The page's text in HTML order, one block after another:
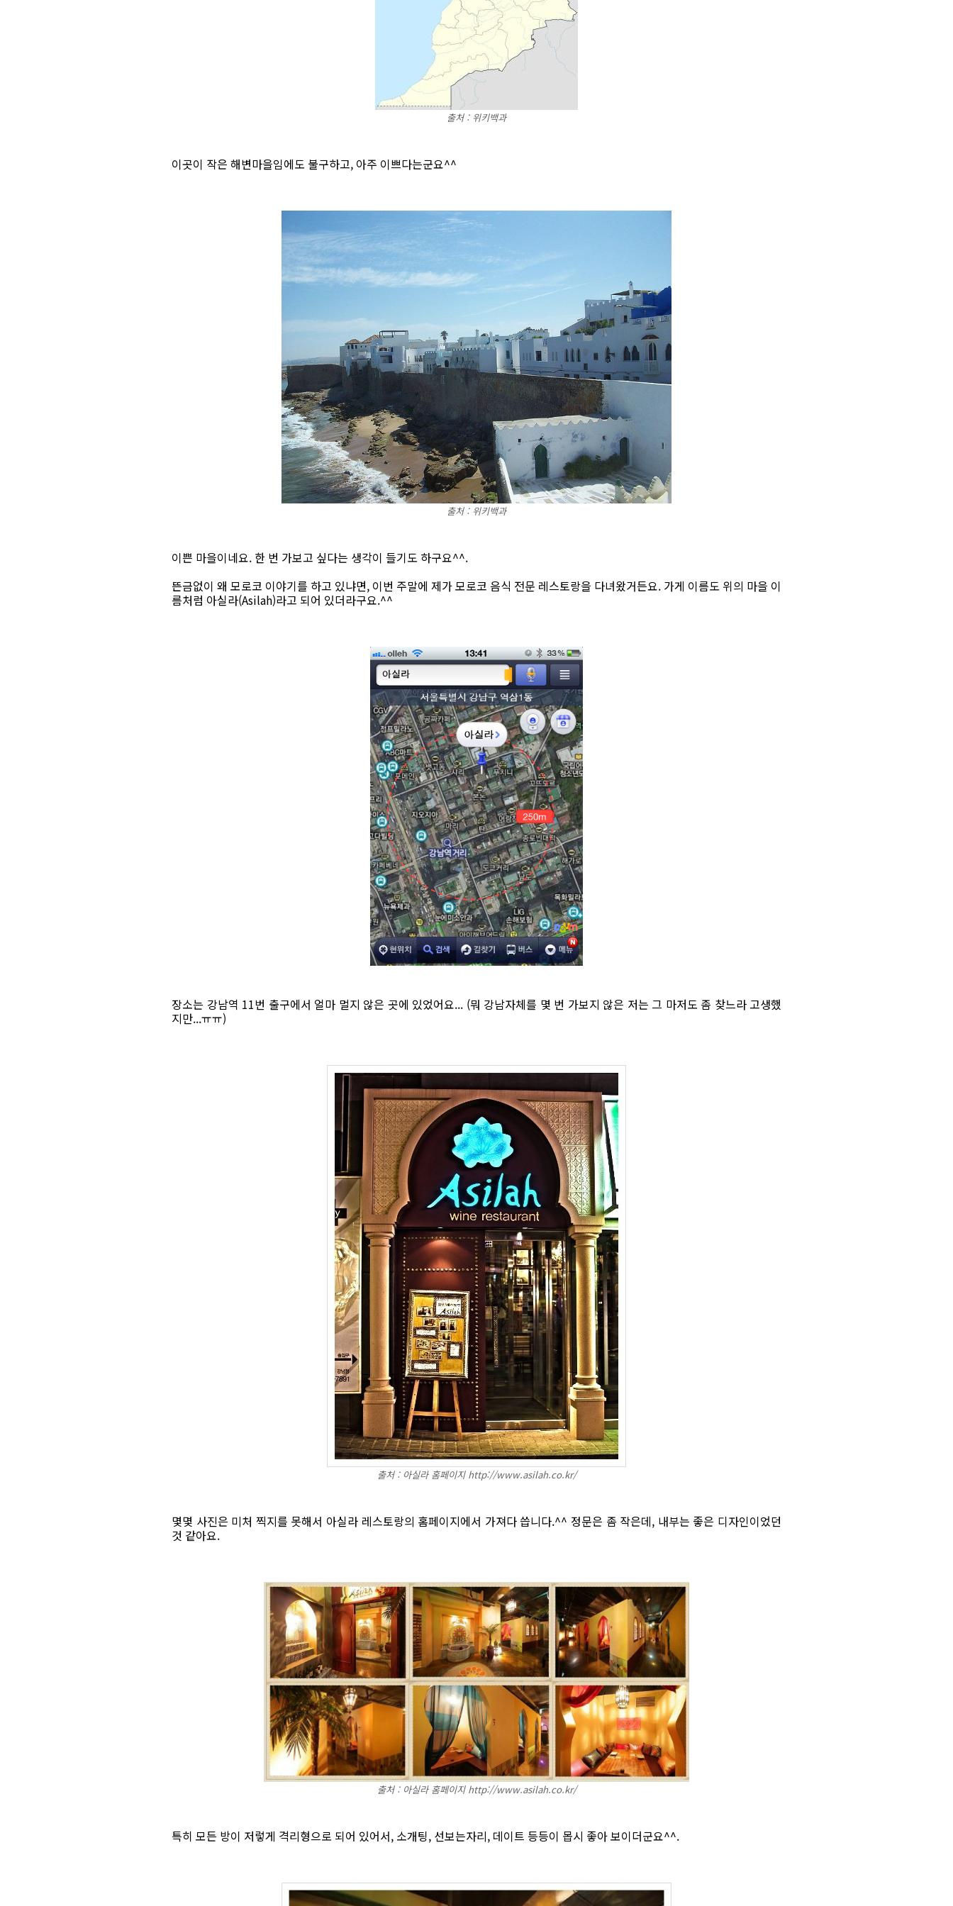
출처 : 위키백과
이곳이 작은 해변마을임에도 불구하고, 아주 이쁘다는군요^^
출처 : 위키백과
이쁜 마을이네요. 한 번 가보고 싶다는 생각이 들기도 하구요^^.
뜬금없이 왜 모로코 이야기를 하고 있냐면, 이번 주말에 제가 모로코 음식 전문 레스토랑을 다녀왔거든요. 가게 이름도 위의 마을 이
름처럼 아실라(Asilah)라고 되어 있더라구요.^^
장소는 강남역 11번 출구에서 얼마 멀지 않은 곳에 있었어요... (뭐 강남자체를 몇 번 가보지 않은 저는 그 마저도 좀 찾느라 고생했
지만...ㅠㅠ)
출처 : 아실라 홈페이지 http://www.asilah.co.kr/
몇몇 사진은 미처 찍지를 못해서 아실라 레스토랑의 홈페이지에서 가져다 씁니다.^^ 정문은 좀 작은데, 내부는 좋은 디자인이었던
것 같아요.
출처 : 아실라 홈페이지 http://www.asilah.co.kr/
특히 모든 방이 저렇게 격리형으로 되어 있어서, 소개팅, 선보는자리, 데이트 등등이 몹시 좋아 보이더군요^^.